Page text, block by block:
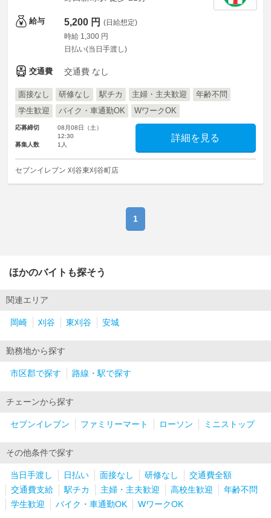
給与 5,200 円 (日給想定)
時給 1,300 円
日払い(当日手渡し)
交通費 交通費 なし
面接なし 研修なし 駅チカ 主婦・主夫歓迎
年齢不問
学生歓迎
バイク・車通勤OK WワークOK
応募締切
08月08日（土）
12:30
募集人数
1人
詳細を見る
セブンイレブン 刈谷東刈谷町店
1
ほかのバイトも探そう
関連エリア
岡崎 刈谷 東刈谷 安城
勤務地から探す
市区郡で探す 路線・駅で探す
チェーンから探す
セブンイレブン ファミリーマート ローソン ミニストップ
その他条件で探す
当日手渡し 日払い 面接なし 研修なし
交通費全額
交通費支給
駅チカ 主婦・主夫歓迎 高校生歓迎
年齢不問
学生歓迎
バイク・車通勤OK WワークOK